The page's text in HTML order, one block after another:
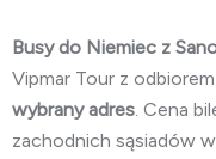
Busy do Niemiec z
Vipmar Tour z odbiorem
wybrany adres. Cena
zachodnich sąsiadów